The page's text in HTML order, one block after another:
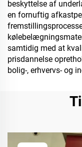
beskyttelse af
en fornuftig
samtidig med at
prisdannelse
bolig-, erhvervs- og